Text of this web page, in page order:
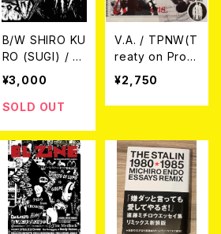
B/W SHIRO KU
RO (SUGI) / S
ugi's drawing
s 1989-2003
(Drawing Coll
OOK
¥3,000
SOLD OUT
V.A. / TPNW(T
reaty on Prohi
bition of Nucl
ear Weapons)
CD＋ZINE(TO
¥2,750